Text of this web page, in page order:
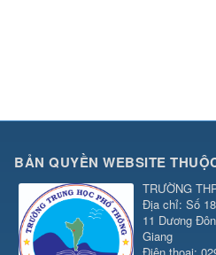
BẢN QUYỀN WEBSITE
TRƯỜNG
Địa chỉ: Số
11 Dương
Giang